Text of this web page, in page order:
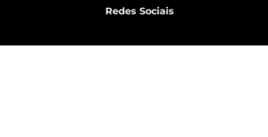
Redes Sociais